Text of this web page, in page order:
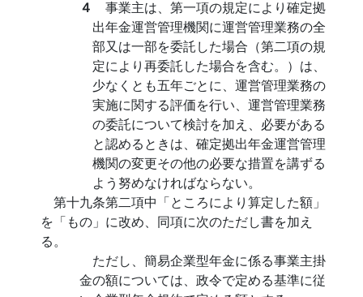
４ 事業主は、第一項の規定により確定拠
出年金運営管理機関に運営管理業務の全
部又は一部を委託した場合（第二項の規
定により再委託した場合を含む。）は、
少なくとも五年ごとに、運営管理業務の
実施に関する評価を行い、運営管理業務
の委託について検討を加え、必要がある
と認めるときは、確定拠出年金運営管理
機関の変更その他の必要な措置を講ずる
よう努めなければならない。
第十九条第二項中「ところにより算定した額」
を「もの」に改め、同項に次のただし書を加え
る。
ただし、簡易企業型年金に係る事業主掛
金の額については、政令で定める基準に従